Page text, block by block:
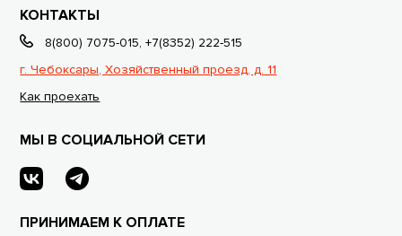
КОНТАКТЫ
8(800) 7075-015,+7(8352) 222-515
г. Чебоксары, Хозяйственный проезд, д. 11
Как проехать
МЫ В СОЦИАЛЬНОЙ СЕТИ
ПРИНИМАЕМ К ОПЛАТЕ